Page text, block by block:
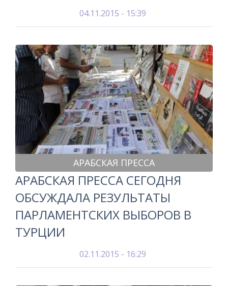
04.11.2015 - 15:39
АРАБСКАЯ ПРЕССА
АРАБСКАЯ ПРЕССА СЕГОДНЯ
ОБСУЖДАЛА РЕЗУЛЬТАТЫ
ПАРЛАМЕНТСКИХ ВЫБОРОВ В
ТУРЦИИ
02.11.2015 - 16:29